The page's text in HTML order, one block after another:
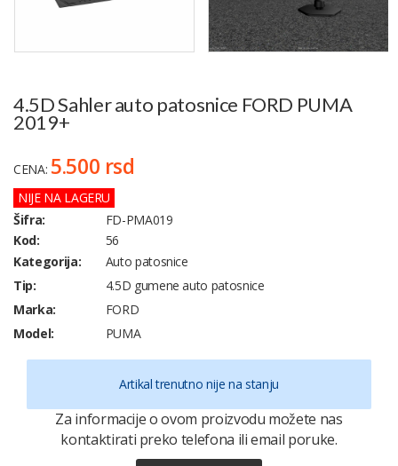
4.5D Sahler auto patosnice FORD PUMA
2019+
CENA: 5.500 rsd
NIJE NA LAGERU
Šifra:
FD-PMA019
Kod:
56
Kategorija:
Auto patosnice
Tip:
4.5D gumene auto patosnice
Marka:
FORD
Model:
PUMA
Artikal trenutno nije na stanju
Za informacije o ovom proizvodu možete nas
kontaktirati preko telefona ili email poruke.